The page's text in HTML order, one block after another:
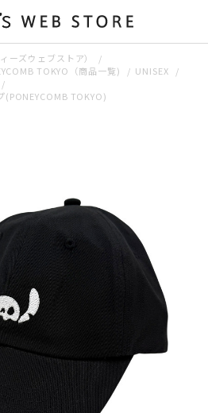
ーズウェブストア）
TOKYO（商品一覧)
UNISEX
(PONEYCOMB TOKYO)